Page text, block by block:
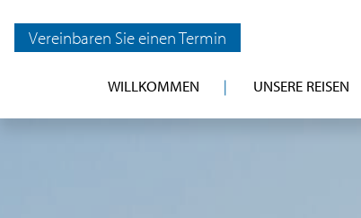
Vereinbaren Sie einen Termin
WILLKOMMEN UNSERE REISEN